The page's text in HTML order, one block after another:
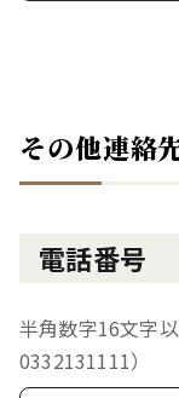
その他連絡
電話番号
半角数字16文字
0332131111）